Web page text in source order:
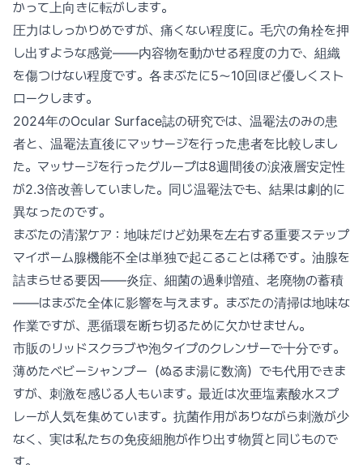
かって上向きに転がします。
圧力はしっかりめですが、痛くない程度に。毛穴の角栓を押
し出すような感覚——内容物を動かせる程度の力で、組織
を傷つけない程度です。各まぶたに5〜10回ほど優しくスト
ロークします。
2024年のOcular Surface誌の研究では、温罨法のみの患
者と、温罨法直後にマッサージを行った患者を比較しまし
た。マッサージを行ったグループは8週間後の涙液層安定性
が2.3倍改善していました。同じ温罨法でも、結果は劇的に
異なったのです。
まぶたの清潔ケア：地味だけど効果を左右する重要ステップ
マイボーム腺機能不全は単独で起こることは稀です。油腺を
詰まらせる要因——炎症、細菌の過剰増殖、老廃物の蓄積
——はまぶた全体に影響を与えます。まぶたの清掃は地味な
作業ですが、悪循環を断ち切るために欠かせません。
市販のリッドスクラブや泡タイプのクレンザーで十分です。
薄めたベビーシャンプー（ぬるま湯に数滴）でも代用できま
すが、刺激を感じる人もいます。最近は次亜塩素酸水スプ
レーが人気を集めています。抗菌作用がありながら刺激が少
なく、実は私たちの免疫細胞が作り出す物質と同じもので
す。